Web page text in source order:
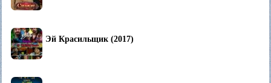
Эй Красильщик (2017)